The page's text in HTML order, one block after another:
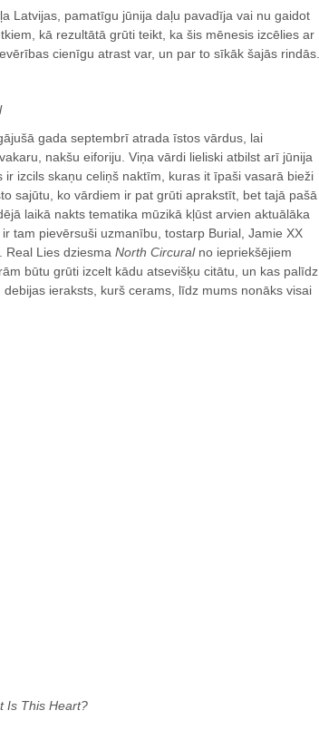
Latvijas, pamatīgu jūnija daļu pavadīja vai nu gaidot
kā rezultātā grūti teikt, ka šis mēnesis izcēlies ar
cienīgu atrast var, un par to sīkāk šajās rindās.
gada septembrī atrada īstos vārdus, lai
nakšu eiforiju. Viņa vārdi lieliski atbilst arī jūnija
ir izcils skaņu celiņš naktīm, kuras it īpaši vasarā bieži
sajūtu, ko vārdiem ir pat grūti aprakstīt, bet tajā pašā
laikā nakts tematika mūzikā kļūst arvien aktuālāka
tam pievērsuši uzmanību, tostarp Burial, Jamie XX
Real Lies dziesma North Circuralno iepriekšējiem
būtu grūti izcelt kādu atsevišķu citātu, un kas palīdz
ieraksts, kurš cerams, līdz mums nonāks visai
Is This Heart?